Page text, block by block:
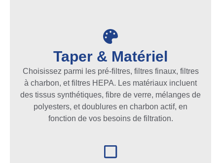
Taper & Matériel
Choisissez parmi les pré-filtres, filtres finaux, filtres
à charbon, et filtres HEPA. Les matériaux incluent
des tissus synthétiques, fibre de verre, mélanges de
polyesters, et doublures en charbon actif, en
fonction de vos besoins de filtration.